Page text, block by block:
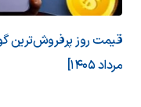
مرداد 1405]